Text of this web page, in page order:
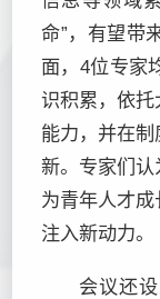
命”，有望带
面，4位专家
识积累，依
能力，并在
新。专家们
为青年人才
注入新动力。
会议还